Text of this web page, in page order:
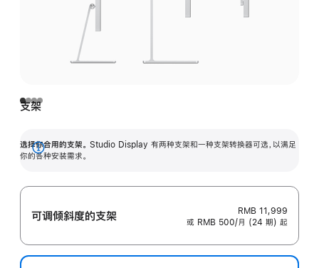
支架
选择你合用的支架。 Studio Display 有两种支架和一种支架转换器可选，以满足
你的各种安装需求。
展
可调倾斜度的支架
RMB 11,999
或 RMB 500/月 (24 期) 起